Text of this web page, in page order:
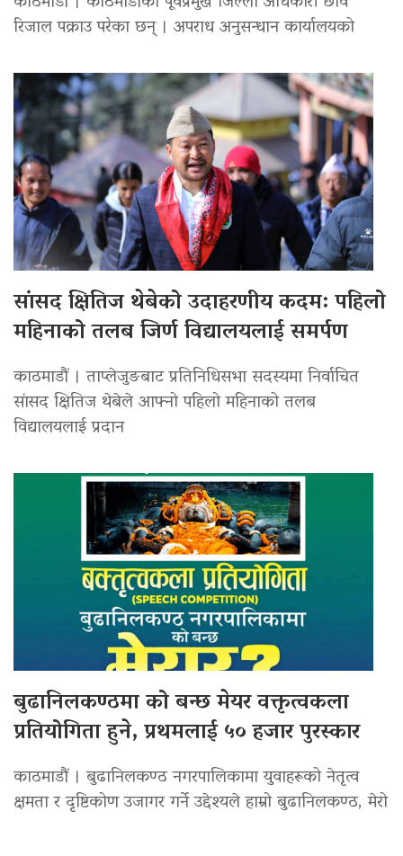
रिजाल पक्राउ परेका छन् । अपराध अनुसन्धान कार्यालयको
सांसद क्षितिज थेबेको उदाहरणीय कदम: पहिलो
महिनाको तलब जिर्ण विद्यालयलाई समर्पण
काठमाडौं । ताप्लेजुङबाट प्रतिनिधिसभा सदस्यमा निर्वाचित
सांसद क्षितिज थेबेले आफ्नो पहिलो महिनाको तलब
विद्यालयलाई प्रदान
बुढानिलकण्ठमा को बन्छ मेयर वक्तृत्वकला
प्रतियोगिता हुने, प्रथमलाई ५० हजार पुरस्कार
काठमाडौं । बुढानिलकण्ठ नगरपालिकामा युवाहरूको नेतृत्व
क्षमता र दृष्टिकोण उजागर गर्ने उद्देश्यले हाम्रो बुढानिलकण्ठ, मेरो